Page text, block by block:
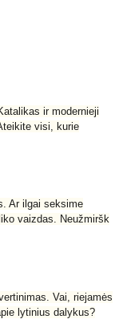
ir modernieji
visi, kurie
Ar ilgai seksime
vaizdas. Neužmiršk
Vai, riejamės
lytinius dalykus?